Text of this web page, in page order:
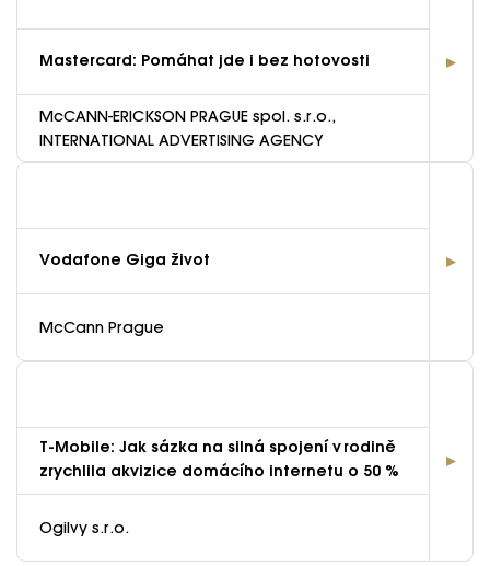
Mastercard: Pomáhat jde i bez hotovosti
McCANN-ERICKSON PRAGUE spol. s.r.o.,
INTERNATIONAL ADVERTISING AGENCY
Vodafone Giga život
McCann Prague
T-Mobile: Jak sázka na silná spojení v rodině
zrychlila akvizice domácího internetu o 50 %
Ogilvy s.r.o.